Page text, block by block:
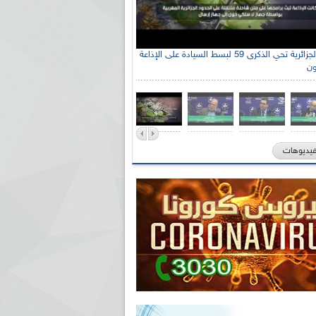
الإذاعة الجزائرية تحي الذكرى 59 لبسط السيادة على الإذاعة